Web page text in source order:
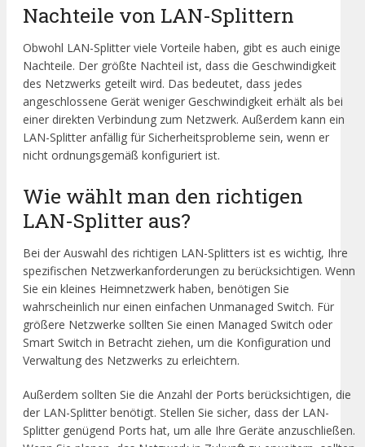
Nachteile von LAN-Splittern
Obwohl LAN-Splitter viele Vorteile haben, gibt es auch einige
Nachteile. Der größte Nachteil ist, dass die Geschwindigkeit
des Netzwerks geteilt wird. Das bedeutet, dass jedes
angeschlossene Gerät weniger Geschwindigkeit erhält als bei
einer direkten Verbindung zum Netzwerk. Außerdem kann ein
LAN-Splitter anfällig für Sicherheitsprobleme sein, wenn er
nicht ordnungsgemäß konfiguriert ist.
Wie wählt man den richtigen
LAN-Splitter aus?
Bei der Auswahl des richtigen LAN-Splitters ist es wichtig, Ihre
spezifischen Netzwerkanforderungen zu berücksichtigen. Wenn
Sie ein kleines Heimnetzwerk haben, benötigen Sie
wahrscheinlich nur einen einfachen Unmanaged Switch. Für
größere Netzwerke sollten Sie einen Managed Switch oder
Smart Switch in Betracht ziehen, um die Konfiguration und
Verwaltung des Netzwerks zu erleichtern.
Außerdem sollten Sie die Anzahl der Ports berücksichtigen, die
der LAN-Splitter benötigt. Stellen Sie sicher, dass der LAN-
Splitter genügend Ports hat, um alle Ihre Geräte anzuschließen.